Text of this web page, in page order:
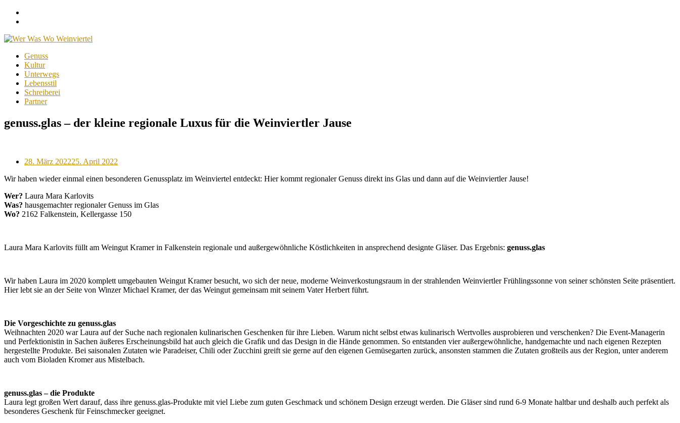
Skip
content
Genuss
Kultur
Unterwegs
Lebensstil
Schreiberei
Partner
genuss.glas – der kleine regionale Luxus für die Weinviertler Jause
Posted
28. März 202225. April 2022
Wir haben wieder einmal einen besonderen Genussplatz im Weinviertel entdeckt: Hier kommt regionaler Genuss direkt ins Glas und dann auf die Weinviertler Jause!
Wer? Laura Mara Karlovits
Was? hausgemachter regionaler Genuss im Glas
Wo? 2162 Falkenstein, Kellergasse 150
Laura Mara Karlovits füllt am Weingut Kramer in Falkenstein regionale und außergewöhnliche Köstlichkeiten in ansprechend designte Gläser. Das Ergebnis: genuss.glas
Wir haben Laura im 2020 komplett umgebauten Weingut Kramer besucht, wo sich der neue, moderne Weinverkostungsraum in der strahlenden Weinviertler Frühlingssonne von seiner schönsten Seite präsentiert.
Hier lebt sie an der Seite von Winzer Michael Kramer, der das Weingut gemeinsam mit seinem Vater Herbert führt.
Die Vorgeschichte zu genuss.glas
Weihnachten 2020 war Laura auf der Suche nach regionalen kulinarischen Geschenken für ihre Lieben. Warum nicht selbst etwas kulinarisch Wertvolles ausprobieren und verschenken? Die Event-Managerin
und Perfektionistin in Sachen äußeres Erscheinungsbild hat auch gleich die Grafik und das Design in die Hände genommen. So entstanden vier außergewöhnliche, handgemachte und nach eigenen Rezepten
hergestellte Produkte. Bei saisonalen Zutaten wie Paradeiser, Chili oder Zucchini greift sie gerne auf den eigenen Gemüsegarten zurück, ansonsten stammen die Zutaten großteils aus der Region, unter anderem
auch vom Bioladen Kromer aus Mistelbach.
genuss.glas – die Produkte
Laura legt großen Wert darauf, dass ihre genuss.glas-Produkte mit viel Liebe zum guten Geschmack und schönem Design erzeugt werden. Die Gläser sind rund 6-9 Monate haltbar und deshalb auch perfekt als
besonderes Geschenk für Feinschmecker geeignet.